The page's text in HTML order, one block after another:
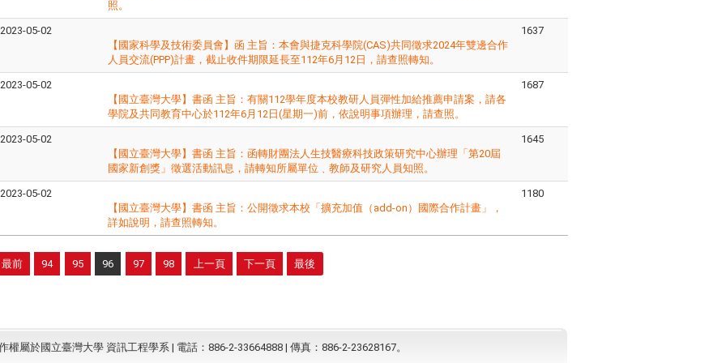
照。
2023-05-02
【國家科學及技術委員會】函 主旨：本會與捷克科學院(CAS)共同徵求2024年雙邊合作
人員交流(PPP)計畫，截止收件期限延長至112年6月12日，請查照轉知。
1637
2023-05-02
【國立臺灣大學】書函 主旨：有關112學年度本校教研人員彈性加給推薦申請案，請各
學院及共同教育中心於112年6月12日(星期一)前，依說明事項辦理，請查照。
1687
2023-05-02
【國立臺灣大學】書函 主旨：函轉財團法人生技醫療科技政策研究中心辦理「第20屆
國家新創獎」徵選活動訊息，請轉知所屬單位﹑教師及研究人員知照。
1645
2023-05-02
【國立臺灣大學】書函 主旨：公開徵求本校「擴充加值（add-on）國際合作計畫」，
詳如說明，請查照轉知。
1180
最前 94 95 96 97 98 上一頁 下一頁 最後
權屬於國立臺灣大學 資訊工程學系 | 電話：886-2-33664888 | 傳真：886-2-23628167。